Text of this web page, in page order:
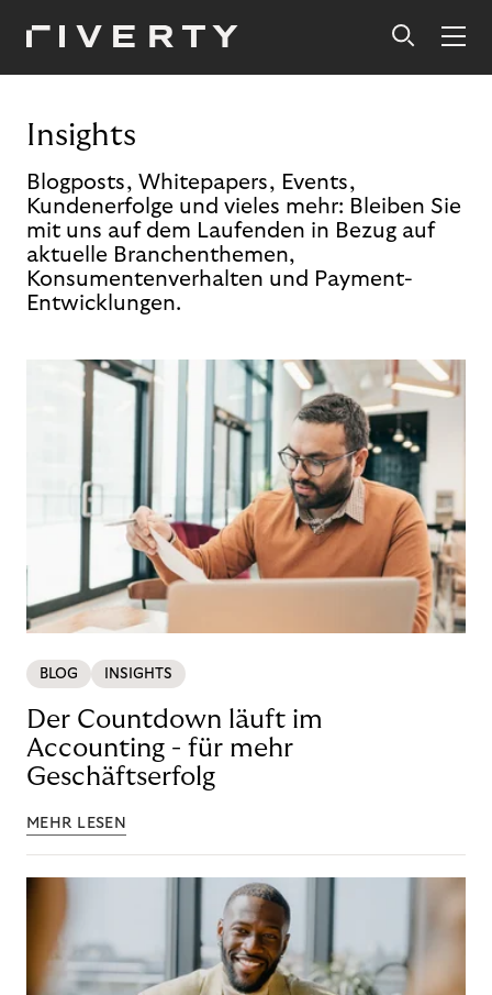
Insights
Blogposts, Whitepapers, Events,
Kundenerfolge und vieles mehr: Bleiben Sie
mit uns auf dem Laufenden in Bezug auf
aktuelle Branchenthemen,
Konsumentenverhalten und Payment-
Entwicklungen.
BLOG INSIGHTS
Der Countdown läuft im
Accounting - für mehr
Geschäftserfolg
MEHR LESEN